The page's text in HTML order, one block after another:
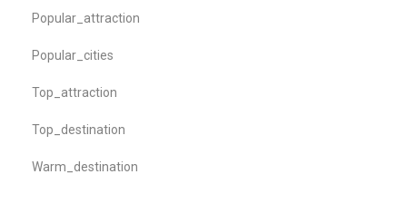
Popular_attraction
Popular_cities
Top_attraction
Top_destination
Warm_destination